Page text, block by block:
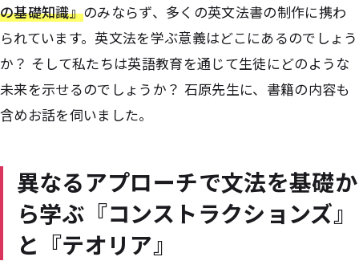
の基礎知識』のみならず、多くの英文法書の制作に携わ
られています。英文法を学ぶ意義はどこにあるのでしょう
か？ そして私たちは英語教育を通じて生徒にどのような
未来を示せるのでしょうか？ 石原先生に、書籍の内容も
含めお話を伺いました。
異なるアプローチで文法を基礎か
ら学ぶ『コンストラクションズ』
と『テオリア』